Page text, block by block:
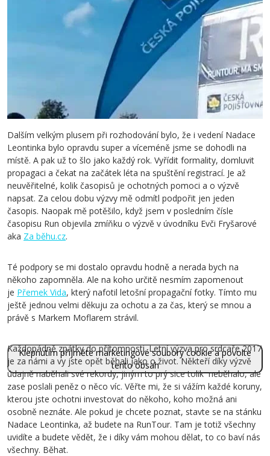
Klepnutím přijměte marketingové soubory cookie a povolte
tento obsah
Dalším velkým plusem při rozhodování bylo, že i vedení Nadace
Leontinka bylo opravdu super a víceméně jsme se dohodli na
místě. A pak už to šlo jako každý rok. Vyřídit formality, domluvit
propagaci a čekat na začátek léta na spuštění registrací. Je až
neuvěřitelné, kolik časopisů je ochotných pomoci a o výzvě
napsat. Za celou dobu výzvy mě odmítl podpořit jen jeden
časopis. Naopak mě potěšilo, když jsem v posledním čísle
časopisu Run objevila zmíňku o výzvě v úvodníku Evči Fryšarové
aka Za běhu.cz.
Té podpory se mi dostalo opravdu hodně a nerada bych na
někoho zapomněla. Ale na koho určitě nesmím zapomenout
je Přemek Vida, který nafotil letošní propagační fotky. Tímto mu
ještě jednou velmi děkuju za ochotu a za čas, který se mnou a
právě s Markem Moflarem strávil.
Každopádně zpátky do přítomnosti. Letní výzva pro srdcaře 2017
je za námi a vy jste opět běhali jako o život. Někteří díky výzvě
údajně naběhali své rekordy, jiným to prý sice tolik neběhalo, ale
zase poslali peněz o něco víc. Věřte mi, že si vážím každé koruny,
kterou jste ochotni investovat do někoho, koho možná ani
osobně neznáte. Ale pokud je chcete poznat, stavte se na stánku
Nadace Leontinka, až budete na RunTour. Tam je totiž všechny
uvidíte a budete vědět, že i díky vám mohou dělat, to co baví nás
všechny. Běhat.